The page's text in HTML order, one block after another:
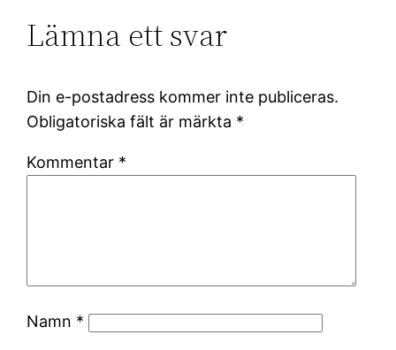
Lämna ett svar
Din e-postadress kommer inte publiceras.
Obligatoriska fält är märkta *
Kommentar *
Namn *